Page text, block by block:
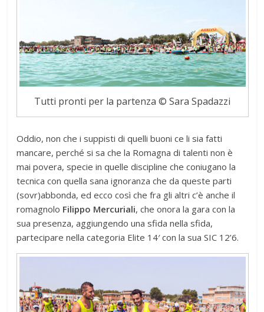
Tutti pronti per la partenza © Sara Spadazzi
Oddio, non che i suppisti di quelli buoni ce li sia fatti
mancare, perché si sa che la Romagna di talenti non è
mai povera, specie in quelle discipline che coniugano la
tecnica con quella sana ignoranza che da queste parti
(sovr)abbonda, ed ecco così che fra gli altri c’è anche il
romagnolo Filippo Mercuriali, che onora la gara con la
sua presenza, aggiungendo una sfida nella sfida,
partecipare nella categoria Elite 14′ con la sua SIC 12’6.